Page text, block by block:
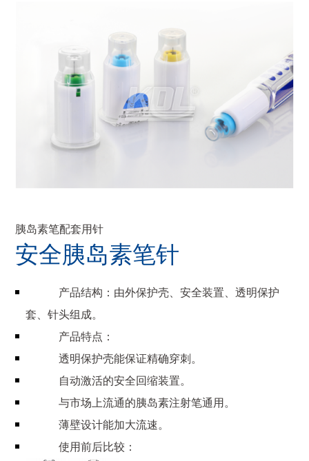
胰岛素笔配套用针
安全胰岛素笔针
产品结构：由外保护壳、安全装置、透明保护
套、针头组成。
产品特点：
透明保护壳能保证精确穿刺。
自动激活的安全回缩装置。
与市场上流通的胰岛素注射笔通用。
薄壁设计能加大流速。
使用前后比较：